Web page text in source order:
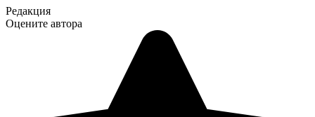
Редакция
Оцените автора